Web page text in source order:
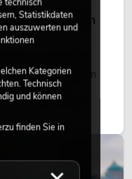
Warum
und farbige
auf Bühnen, in
kein rein
eingesetztes
gibt Szenen
emotionaler
Statistikdaten
auszuwerten und
Kategorien
Technisch
und können
finden Sie in